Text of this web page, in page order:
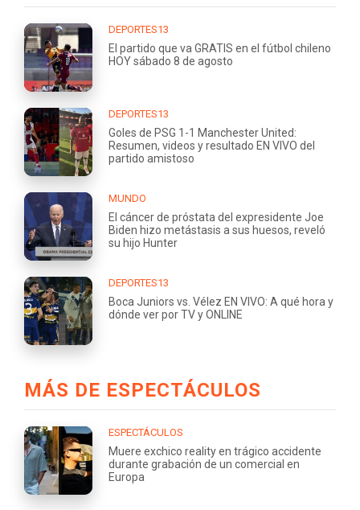
DEPORTES13
El partido que va GRATIS en el fútbol chileno
HOY sábado 8 de agosto
DEPORTES13
Goles de PSG 1-1 Manchester United:
Resumen, videos y resultado EN VIVO del
partido amistoso
MUNDO
El cáncer de próstata del expresidente Joe
Biden hizo metástasis a sus huesos, reveló
su hijo Hunter
DEPORTES13
Boca Juniors vs. Vélez EN VIVO: A qué hora y
dónde ver por TV y ONLINE
MÁS DE ESPECTÁCULOS
ESPECTÁCULOS
Muere exchico reality en trágico accidente
durante grabación de un comercial en
Europa